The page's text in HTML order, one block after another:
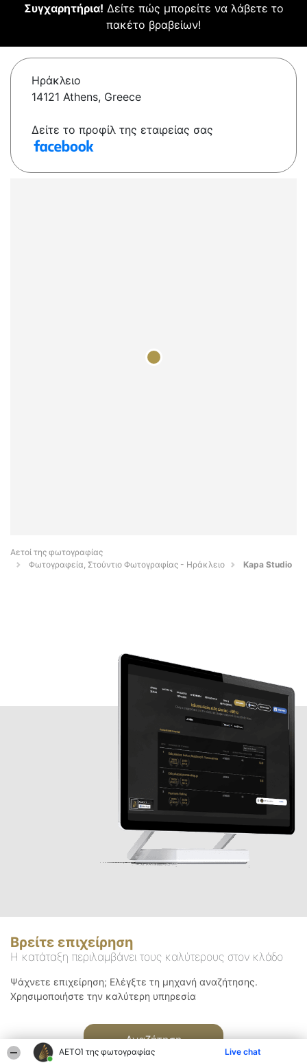
ΑΕΤΟΊ της φωτογραφίας Live chat
Συγχαρητήρια! Δείτε πώς μπορείτε να λάβετε το
πακέτο βραβείων!
Ηράκλειο
14121 Athens, Greece
Δείτε το προφίλ της εταιρείας σας
Αετοί της φωτογραφίας
Φωτογραφεία, Στούντιο Φωτογραφίας - Ηράκλειο
Kapa Studio
Βρείτε επιχείρηση
Η κατάταξη περιλαμβάνει τους καλύτερους στον κλάδο
Ψάχνετε επιχείρηση; Ελέγξτε τη μηχανή αναζήτησης.
Χρησιμοποιήστε την καλύτερη υπηρεσία
Αναζήτηση